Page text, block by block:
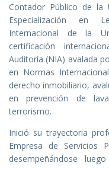
Contador Público de la
Especialización en
Internacional de la
certificación
Auditoría (NIA) avalada
en Normas
derecho inmobiliario,
en prevención de
terrorismo.
Inició su trayectoria
Empresa de Servicios
desempeñándose